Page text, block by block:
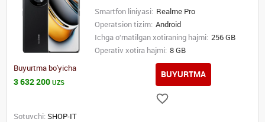
Smartfon liniyasi: Realme Pro
Operatsion tizim: Android
Ichga o‘rnatilgan xotiraning hajmi: 256 GB
Operativ xotira hajmi: 8 GB
Buyurtma bo'yicha
3 632 200 UZS
BUYURTMA
Sotuvchi: SHOP-IT